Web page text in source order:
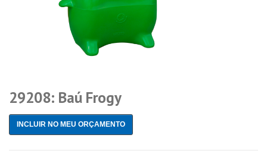
29208: Baú Frogy
INCLUIR NO MEU ORÇAMENTO